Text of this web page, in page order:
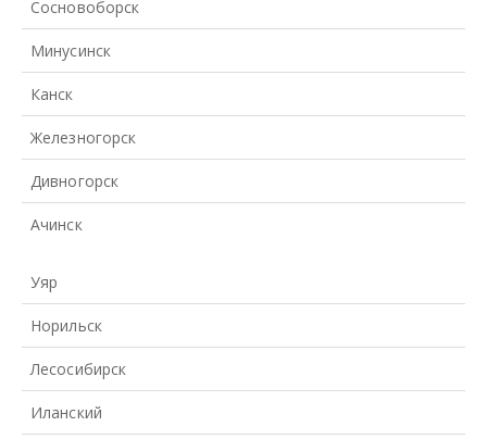
Сосновоборск
Минусинск
Канск
Железногорск
Дивногорск
Ачинск
Уяр
Норильск
Лесосибирск
Иланский